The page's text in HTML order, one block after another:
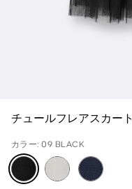
チュールフレアスカート
カラー: 09 BLACK